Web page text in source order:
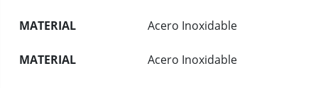
MATERIAL Acero Inoxidable
MATERIAL Acero Inoxidable